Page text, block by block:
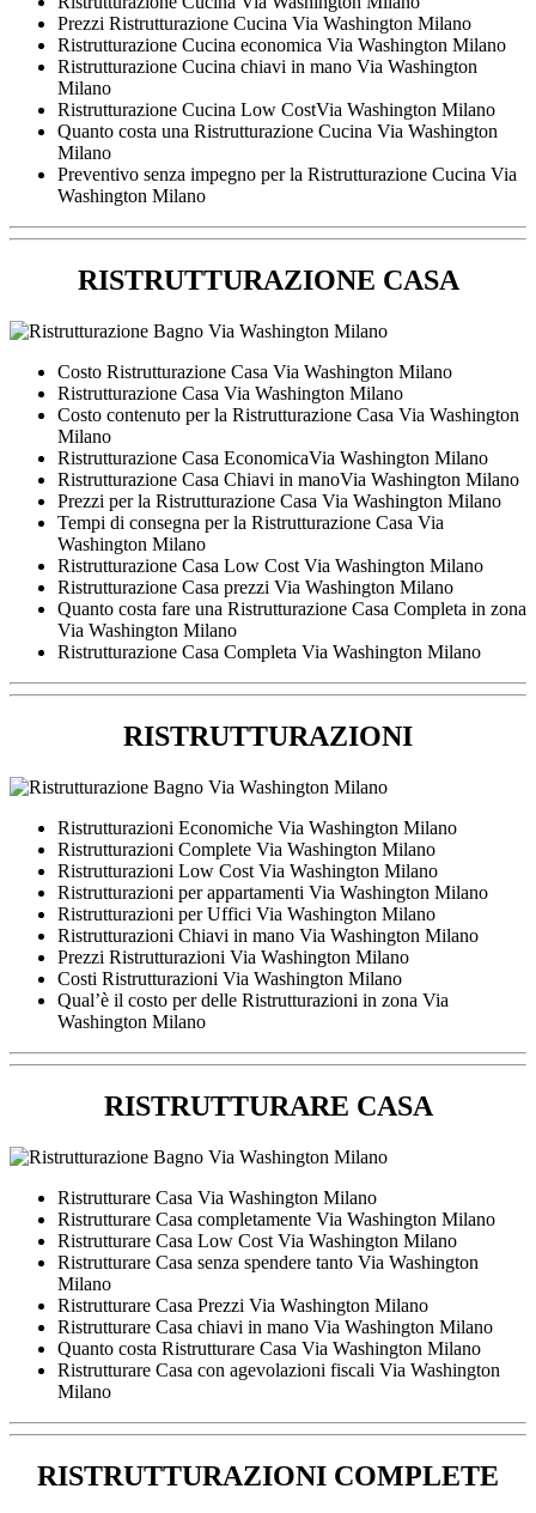
Prezzi Ristrutturazione Cucina Via Washington Milano
Ristrutturazione Cucina economica Via Washington Milano
Ristrutturazione Cucina chiavi in mano Via Washington
Milano
Ristrutturazione Cucina Low CostVia Washington Milano
Quanto costa una Ristrutturazione Cucina Via Washington
Milano
Preventivo senza impegno per la Ristrutturazione Cucina Via
Washington Milano
RISTRUTTURAZIONE CASA
Costo Ristrutturazione Casa Via Washington Milano
Ristrutturazione Casa Via Washington Milano
Costo contenuto per la Ristrutturazione Casa Via Washington
Milano
Ristrutturazione Casa EconomicaVia Washington Milano
Ristrutturazione Casa Chiavi in manoVia Washington Milano
Prezzi per la Ristrutturazione Casa Via Washington Milano
Tempi di consegna per la Ristrutturazione Casa Via
Washington Milano
Ristrutturazione Casa Low Cost Via Washington Milano
Ristrutturazione Casa prezzi Via Washington Milano
Quanto costa fare una Ristrutturazione Casa Completa in zona
Via Washington Milano
Ristrutturazione Casa Completa Via Washington Milano
RISTRUTTURAZIONI
Ristrutturazioni Economiche Via Washington Milano
Ristrutturazioni Complete Via Washington Milano
Ristrutturazioni Low Cost Via Washington Milano
Ristrutturazioni per appartamenti Via Washington Milano
Ristrutturazioni per Uffici Via Washington Milano
Ristrutturazioni Chiavi in mano Via Washington Milano
Prezzi Ristrutturazioni Via Washington Milano
Costi Ristrutturazioni Via Washington Milano
Qual’è il costo per delle Ristrutturazioni in zona Via
Washington Milano
RISTRUTTURARE CASA
Ristrutturare Casa Via Washington Milano
Ristrutturare Casa completamente Via Washington Milano
Ristrutturare Casa Low Cost Via Washington Milano
Ristrutturare Casa senza spendere tanto Via Washington
Milano
Ristrutturare Casa Prezzi Via Washington Milano
Ristrutturare Casa chiavi in mano Via Washington Milano
Quanto costa Ristrutturare Casa Via Washington Milano
Ristrutturare Casa con agevolazioni fiscali Via Washington
Milano
RISTRUTTURAZIONI COMPLETE